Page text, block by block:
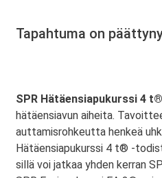
Tapahtuma on
SPR Hätäensiapukurssi 4 t®
hätäensiavun aiheita.
auttamisrohkeutta henkeä
Hätäensiapukurssi 4 t® -
sillä voi jatkaa yhden kerran